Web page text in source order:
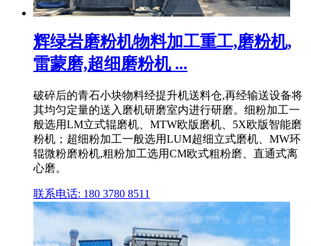
辉绿岩磨粉机物料加工重工,磨粉机,
雷蒙磨,超细磨粉机 ...
破碎后的青石小块物料经提升机送料仓,再经输送设备将
其均匀定量的送入磨机研磨室内进行研磨。细粉加工一
般选用LM立式辊磨机、MTW欧版磨机、5X欧版智能磨
粉机；超细粉加工一般选用LUM超细立式磨机、MW环
辊微粉磨粉机,粗粉加工选用CM欧式粗粉磨、直通式离
心磨。
联系电话: 180 3780 8511